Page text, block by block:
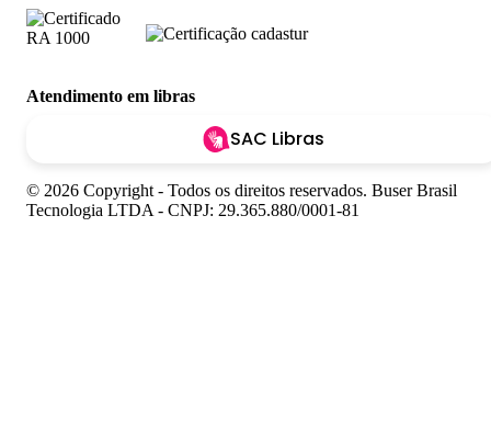
Atendimento em libras
SAC Libras
© 2026 Copyright - Todos os direitos reservados. Buser Brasil
Tecnologia LTDA - CNPJ: 29.365.880/0001-81